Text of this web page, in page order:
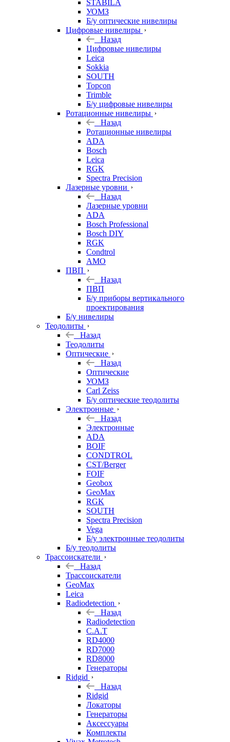
STABILA
УОМЗ
Б/у оптические нивелиры
Цифровые нивелиры
Назад
Цифровые нивелиры
Leica
Sokkia
SOUTH
Topcon
Trimble
Б/у цифровые нивелиры
Ротационные нивелиры
Назад
Ротационные нивелиры
ADA
Bosch
Leica
RGK
Spectra Precision
Лазерные уровни
Назад
Лазерные уровни
ADA
Bosch Professional
Bosch DIY
RGK
Condtrol
AMO
ПВП
Назад
ПВП
Б/у приборы вертикального
проектирования
Б/у нивелиры
Теодолиты
Назад
Теодолиты
Оптические
Назад
Оптические
УОМЗ
Carl Zeiss
Б/у оптические теодолиты
Электронные
Назад
Электронные
ADA
BOIF
CONDTROL
CST/Berger
FOIF
Geobox
GeoMax
RGK
SOUTH
Spectra Precision
Vega
Б/у электронные теодолиты
Б/у теодолиты
Трассоискатели
Назад
Трассоискатели
GeoMax
Leica
Radiodetection
Назад
Radiodetection
C.A.T
RD4000
RD7000
RD8000
Генераторы
Ridgid
Назад
Ridgid
Локаторы
Генераторы
Аксессуары
Комплекты